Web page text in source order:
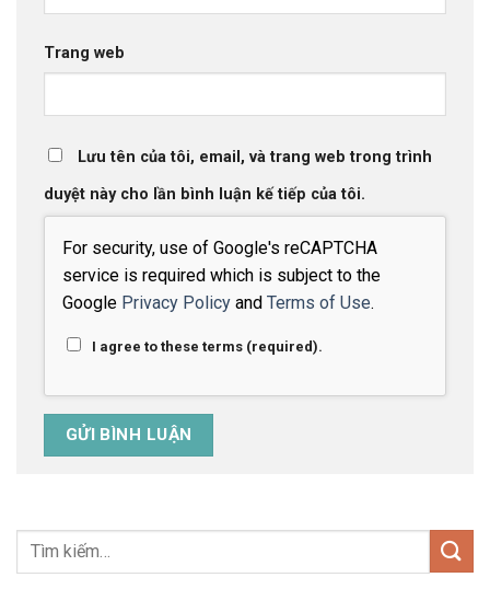
Trang web
Lưu tên của tôi, email, và trang web trong trình
duyệt này cho lần bình luận kế tiếp của tôi.
For security, use of Google's reCAPTCHA
service is required which is subject to the
Google Privacy Policy and Terms of Use.
I agree to these terms (required).